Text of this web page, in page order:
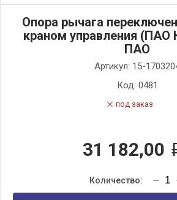
Опора рычага
краном управления
ПАО
Артикул: 15-
Код: 0481
под заказ
31 182,00